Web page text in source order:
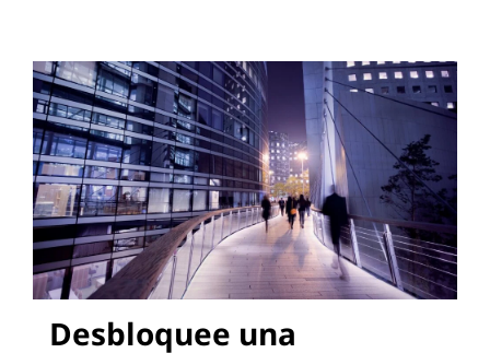
Desbloquee una